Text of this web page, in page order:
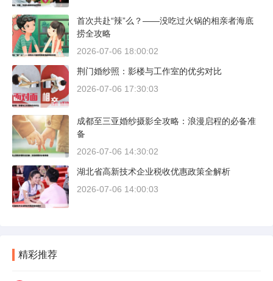
首次共赴“辣”么？——没吃过火锅的相亲者海底
捞全攻略
2026-07-06 18:00:02
荆门婚纱照：影楼与工作室的优劣对比
2026-07-06 17:30:03
成都至三亚婚纱摄影全攻略：浪漫启程的必备准
备
2026-07-06 14:30:02
湖北省高新技术企业税收优惠政策全解析
2026-07-06 14:00:03
精彩推荐